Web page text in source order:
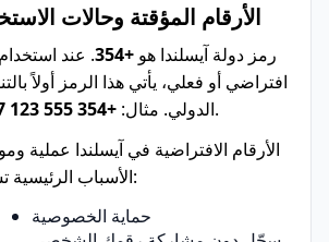
الأرقام المؤقتة وحالات
رمز دولة آيسلندا هو +354
. عند
افتراضي أو فعلي، يأتي هذا الرمز أولاً
الدولي. مثال: +354 555 123 4567
.
الأرقام الافتراضية في آيسلندا عملية
الأسباب الرئيسية تشمل:
حماية الخصوصية